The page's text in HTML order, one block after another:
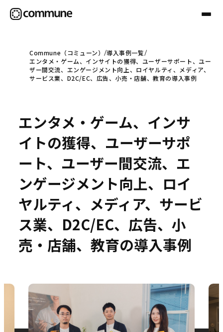
Communeについて
事例
セミナー
お役立ち情報
Commune（コミューン）
導入事例一覧
エンタメ・ゲーム、インサイトの獲得、ユーザーサポート、ユー
ザー間交流、エンゲージメント向上、ロイヤルティ、メディア、
サービス業、D2C/EC、広告、小売・店舗、教育の導入事例
エンタメ・ゲーム、インサ
イトの獲得、ユーザーサポ
ート、ユーザー間交流、エ
ンゲージメント向上、ロイ
ヤルティ、メディア、サービ
ス業、D2C/EC、広告、小
売・店舗、教育の導入事例